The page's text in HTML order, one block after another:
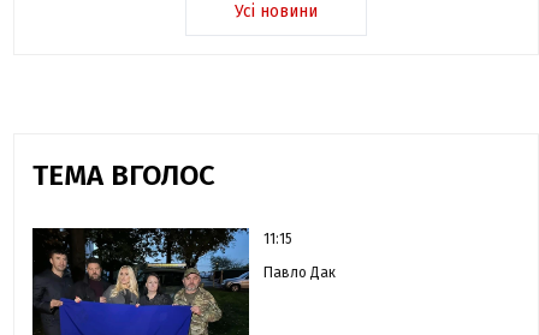
Усі новини
ТЕМА ВГОЛОС
11:15
Павло Дак